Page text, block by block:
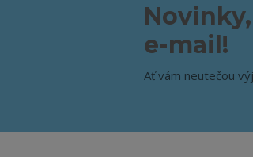
e-mail!
Ať vám neutečou